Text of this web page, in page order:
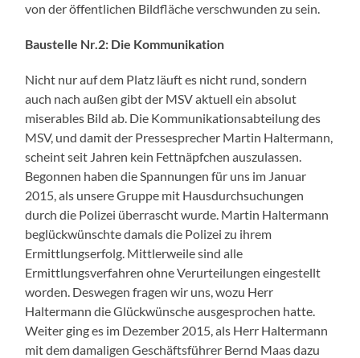
von der öffentlichen Bildfläche verschwunden zu sein.
Baustelle Nr.2: Die Kommunikation
Nicht nur auf dem Platz läuft es nicht rund, sondern
auch nach außen gibt der MSV aktuell ein absolut
miserables Bild ab. Die Kommunikationsabteilung des
MSV, und damit der Pressesprecher Martin Haltermann,
scheint seit Jahren kein Fettnäpfchen auszulassen.
Begonnen haben die Spannungen für uns im Januar
2015, als unsere Gruppe mit Hausdurchsuchungen
durch die Polizei überrascht wurde. Martin Haltermann
beglückwünschte damals die Polizei zu ihrem
Ermittlungserfolg. Mittlerweile sind alle
Ermittlungsverfahren ohne Verurteilungen eingestellt
worden. Deswegen fragen wir uns, wozu Herr
Haltermann die Glückwünsche ausgesprochen hatte.
Weiter ging es im Dezember 2015, als Herr Haltermann
mit dem damaligen Geschäftsführer Bernd Maas dazu